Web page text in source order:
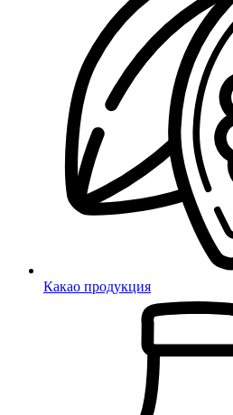
Какао продукция